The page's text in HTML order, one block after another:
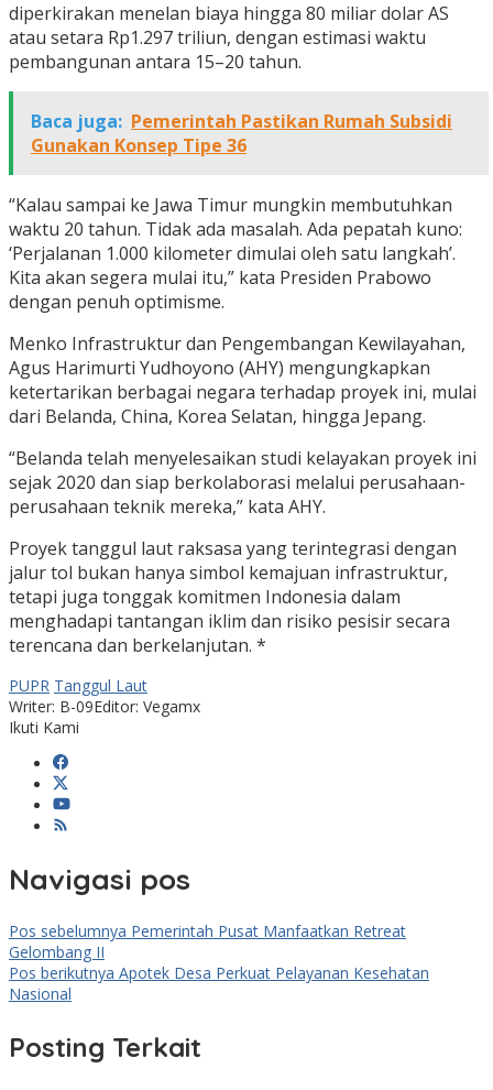
diperkirakan menelan biaya hingga 80 miliar dolar AS
atau setara Rp1.297 triliun, dengan estimasi waktu
pembangunan antara 15–20 tahun.
Baca juga: Pemerintah Pastikan Rumah Subsidi
Gunakan Konsep Tipe 36
“Kalau sampai ke Jawa Timur mungkin membutuhkan
waktu 20 tahun. Tidak ada masalah. Ada pepatah kuno:
‘Perjalanan 1.000 kilometer dimulai oleh satu langkah’.
Kita akan segera mulai itu,” kata Presiden Prabowo
dengan penuh optimisme.
Menko Infrastruktur dan Pengembangan Kewilayahan,
Agus Harimurti Yudhoyono (AHY) mengungkapkan
ketertarikan berbagai negara terhadap proyek ini, mulai
dari Belanda, China, Korea Selatan, hingga Jepang.
“Belanda telah menyelesaikan studi kelayakan proyek ini
sejak 2020 dan siap berkolaborasi melalui perusahaan-
perusahaan teknik mereka,” kata AHY.
Proyek tanggul laut raksasa yang terintegrasi dengan
jalur tol bukan hanya simbol kemajuan infrastruktur,
tetapi juga tonggak komitmen Indonesia dalam
menghadapi tantangan iklim dan risiko pesisir secara
terencana dan berkelanjutan. *
PUPR Tanggul Laut
Writer: B-09Editor: Vegamx
Ikuti Kami
Navigasi pos
Pos sebelumnya Pemerintah Pusat Manfaatkan Retreat
Gelombang II
Pos berikutnya Apotek Desa Perkuat Pelayanan Kesehatan
Nasional
Posting Terkait